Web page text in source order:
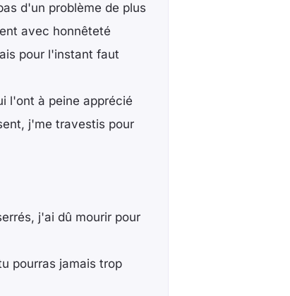
d'un problème de plus
avec honnêteté
pour l'instant faut
l'ont à peine apprécié
j'me travestis pour
j'ai dû mourir pour
pourras jamais trop